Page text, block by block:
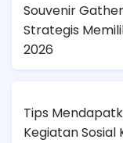
Souvenir
Strategis
2026
Tips
Kegiatan Sosial